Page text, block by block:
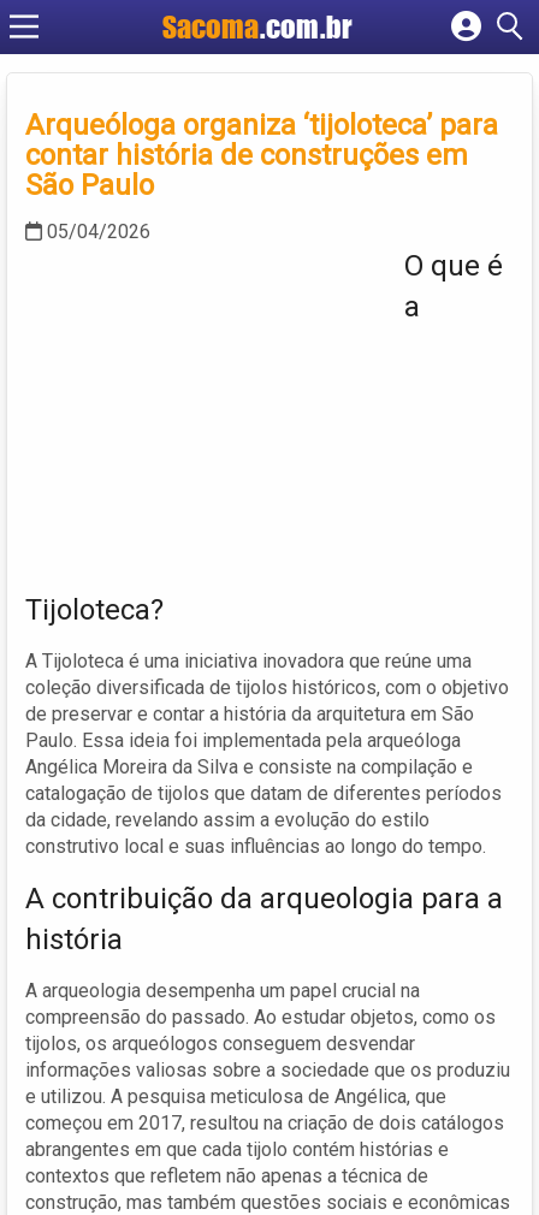
Sacoma.com.br
Cadastrar empresa
Criar conta
Arqueóloga organiza ‘tijoloteca’ para
contar história de construções em
São Paulo
05/04/2026
O que é
a
Tijoloteca?
A Tijoloteca é uma iniciativa inovadora que reúne uma
coleção diversificada de tijolos históricos, com o objetivo
de preservar e contar a história da arquitetura em São
Paulo. Essa ideia foi implementada pela arqueóloga
Angélica Moreira da Silva e consiste na compilação e
catalogação de tijolos que datam de diferentes períodos
da cidade, revelando assim a evolução do estilo
construtivo local e suas influências ao longo do tempo.
A contribuição da arqueologia para a
história
A arqueologia desempenha um papel crucial na
compreensão do passado. Ao estudar objetos, como os
tijolos, os arqueólogos conseguem desvendar
informações valiosas sobre a sociedade que os produziu
e utilizou. A pesquisa meticulosa de Angélica, que
começou em 2017, resultou na criação de dois catálogos
abrangentes em que cada tijolo contém histórias e
contextos que refletem não apenas a técnica de
construção, mas também questões sociais e econômicas